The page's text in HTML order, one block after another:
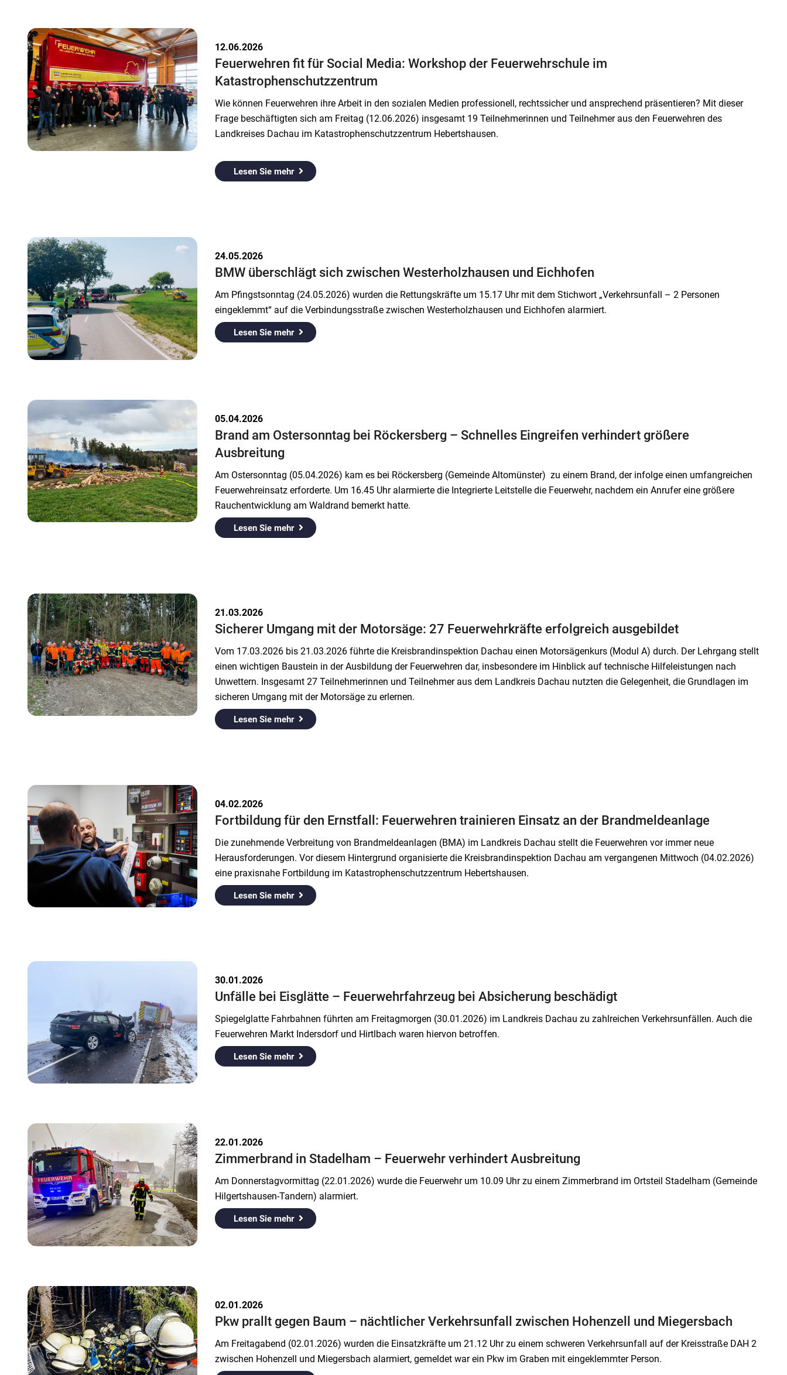
12.06.2026
Feuerwehren fit für Social Media: Workshop der Feuerwehrschule im
Katastrophenschutzzentrum
Wie können Feuerwehren ihre Arbeit in den sozialen Medien professionell, rechtssicher und ansprechend präsentieren? Mit dieser
Frage beschäftigten sich am Freitag (12.06.2026) insgesamt 19 Teilnehmerinnen und Teilnehmer aus den Feuerwehren des
Landkreises Dachau im Katastrophenschutzzentrum Hebertshausen.
Lesen Sie mehr
24.05.2026
BMW überschlägt sich zwischen Westerholzhausen und Eichhofen
Am Pfingstsonntag (24.05.2026) wurden die Rettungskräfte um 15.17 Uhr mit dem Stichwort „Verkehrsunfall – 2 Personen
eingeklemmt“ auf die Verbindungsstraße zwischen Westerholzhausen und Eichhofen alarmiert.
Lesen Sie mehr
05.04.2026
Brand am Ostersonntag bei Röckersberg – Schnelles Eingreifen verhindert größere
Ausbreitung
Am Ostersonntag (05.04.2026) kam es bei Röckersberg (Gemeinde Altomünster) zu einem Brand, der infolge einen umfangreichen
Feuerwehreinsatz erforderte. Um 16.45 Uhr alarmierte die Integrierte Leitstelle die Feuerwehr, nachdem ein Anrufer eine größere
Rauchentwicklung am Waldrand bemerkt hatte.
Lesen Sie mehr
21.03.2026
Sicherer Umgang mit der Motorsäge: 27 Feuerwehrkräfte erfolgreich ausgebildet
Vom 17.03.2026 bis 21.03.2026 führte die Kreisbrandinspektion Dachau einen Motorsägenkurs (Modul A) durch. Der Lehrgang stellt
einen wichtigen Baustein in der Ausbildung der Feuerwehren dar, insbesondere im Hinblick auf technische Hilfeleistungen nach
Unwettern. Insgesamt 27 Teilnehmerinnen und Teilnehmer aus dem Landkreis Dachau nutzten die Gelegenheit, die Grundlagen im
sicheren Umgang mit der Motorsäge zu erlernen.
Lesen Sie mehr
04.02.2026
Fortbildung für den Ernstfall: Feuerwehren trainieren Einsatz an der Brandmeldeanlage
Die zunehmende Verbreitung von Brandmeldeanlagen (BMA) im Landkreis Dachau stellt die Feuerwehren vor immer neue
Herausforderungen. Vor diesem Hintergrund organisierte die Kreisbrandinspektion Dachau am vergangenen Mittwoch (04.02.2026)
eine praxisnahe Fortbildung im Katastrophenschutzzentrum Hebertshausen.
Lesen Sie mehr
30.01.2026
Unfälle bei Eisglätte – Feuerwehrfahrzeug bei Absicherung beschädigt
Spiegelglatte Fahrbahnen führten am Freitagmorgen (30.01.2026) im Landkreis Dachau zu zahlreichen Verkehrsunfällen. Auch die
Feuerwehren Markt Indersdorf und Hirtlbach waren hiervon betroffen.
Lesen Sie mehr
22.01.2026
Zimmerbrand in Stadelham – Feuerwehr verhindert Ausbreitung
Am Donnerstagvormittag (22.01.2026) wurde die Feuerwehr um 10.09 Uhr zu einem Zimmerbrand im Ortsteil Stadelham (Gemeinde
Hilgertshausen-Tandern) alarmiert.
Lesen Sie mehr
02.01.2026
Pkw prallt gegen Baum – nächtlicher Verkehrsunfall zwischen Hohenzell und Miegersbach
Am Freitagabend (02.01.2026) wurden die Einsatzkräfte um 21.12 Uhr zu einem schweren Verkehrsunfall auf der Kreisstraße DAH 2
zwischen Hohenzell und Miegersbach alarmiert, gemeldet war ein Pkw im Graben mit eingeklemmter Person.